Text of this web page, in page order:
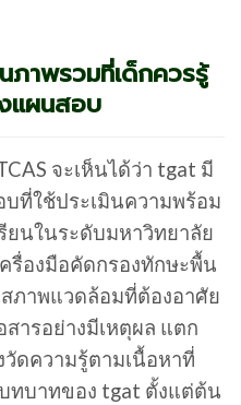
ภาพรวมที่เด็กควรรู้
แผนสอบ
จะเห็นได้ว่า tgat มี
ที่ใช้ประเมินความพร้อม
ยนในระดับมหาวิทยาลัย
รื่องมือคัดกรองทักษะพื้น
ภาพแวดล้อมที่ต้องอาศัย
สารอย่างมีเหตุผล แตก
ดความรู้ตามเนื้อหาที่
บทบาทของ tgat ตั้งแต่ต้น